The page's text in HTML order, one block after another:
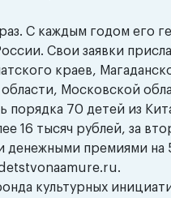
С каждым годом его
Свои заявки
краев,
Московской
порядка 70 детей из
16 тысяч рублей, за
премиями на
культурных